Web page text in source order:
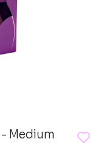
Medium